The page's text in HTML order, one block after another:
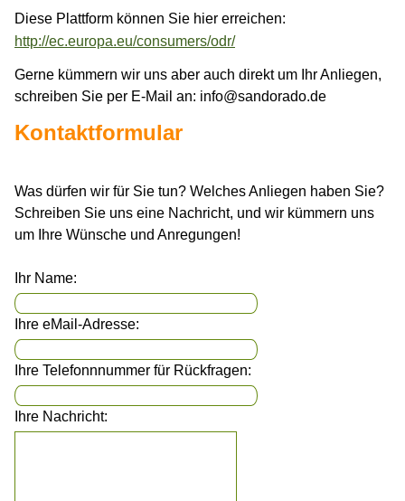
Diese Plattform können Sie hier erreichen:
http://ec.europa.eu/consumers/odr/
Gerne kümmern wir uns aber auch direkt um Ihr Anliegen,
schreiben Sie per E-Mail an: info@sandorado.de
Kontaktformular
Was dürfen wir für Sie tun? Welches Anliegen haben Sie?
Schreiben Sie uns eine Nachricht, und wir kümmern uns
um Ihre Wünsche und Anregungen!
Ihr Name:
Ihre eMail-Adresse:
Ihre Telefonnnummer für Rückfragen:
Ihre Nachricht: